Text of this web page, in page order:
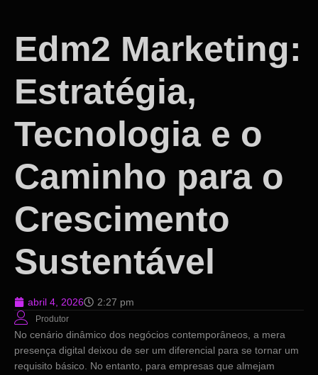
Edm2 Marketing:
Estratégia,
Tecnologia e o
Caminho para o
Crescimento
Sustentável
abril 4, 2026 2:27 pm
Produtor
No cenário dinâmico dos negócios contemporâneos, a mera
presença digital deixou de ser um diferencial para se tornar um
requisito básico. No entanto, para empresas que almejam